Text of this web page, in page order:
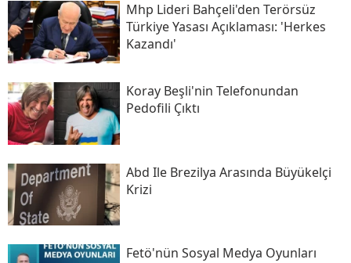
Mhp Lideri Bahçeli'den Terörsüz
Türkiye Yasası Açıklaması: 'herkes
Kazandı'
Koray Beşli'nin Telefonundan
Pedofili Çıktı
Abd Ile Brezilya Arasında Büyükelçi
Krizi
Fetö'nün Sosyal Medya Oyunları